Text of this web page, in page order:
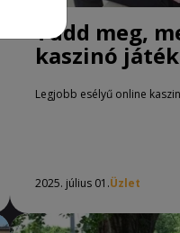
Tudd meg,
kaszinó
legjobb
nyerésre!
Legjobb esélyű online
2025. július 01.Üzlet